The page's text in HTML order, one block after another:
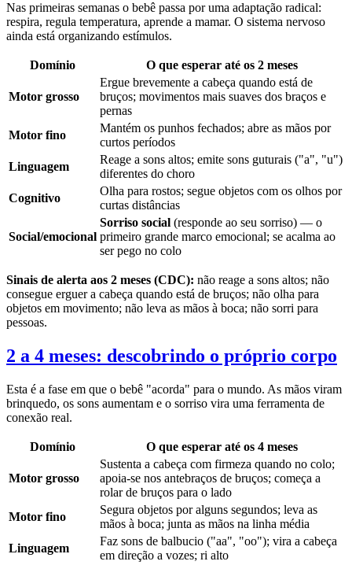
Nas primeiras semanas o bebê passa por uma adaptação radical:
respira, regula temperatura, aprende a mamar. O sistema nervoso
ainda está organizando estímulos.
Domínio O que esperar até os 2 meses
Motor grosso
Ergue brevemente a cabeça quando está de
bruços; movimentos mais suaves dos braços e
pernas
Motor fino
Mantém os punhos fechados; abre as mãos por
curtos períodos
Linguagem
Reage a sons altos; emite sons guturais ("a", "u")
diferentes do choro
Cognitivo
Olha para rostos; segue objetos com os olhos por
curtas distâncias
Social/emocional
Sorriso social (responde ao seu sorriso) — o
primeiro grande marco emocional; se acalma ao
ser pego no colo
Sinais de alerta aos 2 meses (CDC): não reage a sons altos; não
consegue erguer a cabeça quando está de bruços; não olha para
objetos em movimento; não leva as mãos à boca; não sorri para
pessoas.
2 a 4 meses: descobrindo o próprio corpo
Esta é a fase em que o bebê "acorda" para o mundo. As mãos viram
brinquedo, os sons aumentam e o sorriso vira uma ferramenta de
conexão real.
Domínio O que esperar até os 4 meses
Motor grosso
Sustenta a cabeça com firmeza quando no colo;
apoia-se nos antebraços de bruços; começa a
rolar de bruços para o lado
Motor fino
Segura objetos por alguns segundos; leva as
mãos à boca; junta as mãos na linha média
Linguagem
Faz sons de balbucio ("aa", "oo"); vira a cabeça
em direção a vozes; ri alto